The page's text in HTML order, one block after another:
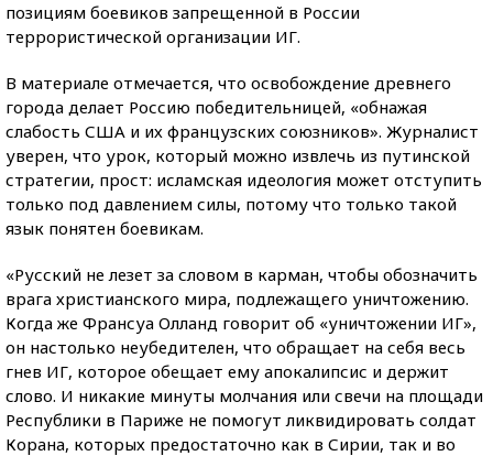
позициям боевиков запрещенной в России
террористической организации ИГ.
В материале отмечается, что освобождение древнего
города делает Россию победительницей, «обнажая
слабость США и их французских союзников». Журналист
уверен, что урок, который можно извлечь из путинской
стратегии, прост: исламская идеология может отступить
только под давлением силы, потому что только такой
язык понятен боевикам.
«Русский не лезет за словом в карман, чтобы обозначить
врага христианского мира, подлежащего уничтожению.
Когда же Франсуа Олланд говорит об «уничтожении ИГ»,
он настолько неубедителен, что обращает на себя весь
гнев ИГ, которое обещает ему апокалипсис и держит
слово. И никакие минуты молчания или свечи на площади
Республики в Париже не помогут ликвидировать солдат
Корана, которых предостаточно как в Сирии, так и во